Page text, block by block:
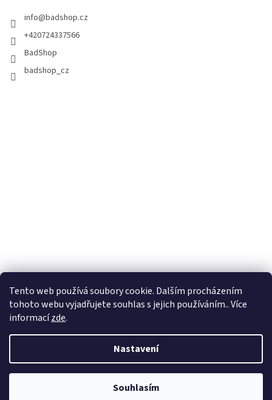
Tento web používá soubory cookie. Dalším procházením
tohoto webu vyjadřujete souhlas s jejich používáním.. Více
informacízde.
Nastavení
Souhlasím
info@badshop.cz
+420724337566
BadShop
badshop_cz
Copyright 2026BadShop. Všechna práva vyhrazena.Upravit
nastavení cookies